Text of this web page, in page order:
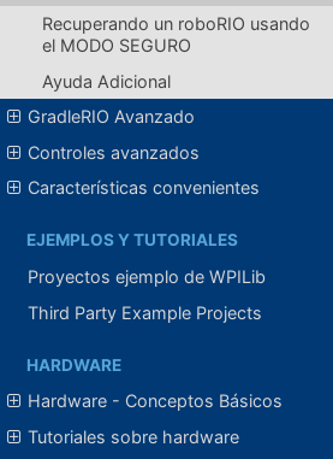
Recuperando un roboRIO usando
el MODO SEGURO
Ayuda Adicional
GradleRIO Avanzado
Controles avanzados
Características convenientes
EJEMPLOS Y TUTORIALES
Proyectos ejemplo de WPILib
Third Party Example Projects
HARDWARE
Hardware - Conceptos Básicos
Tutoriales sobre hardware